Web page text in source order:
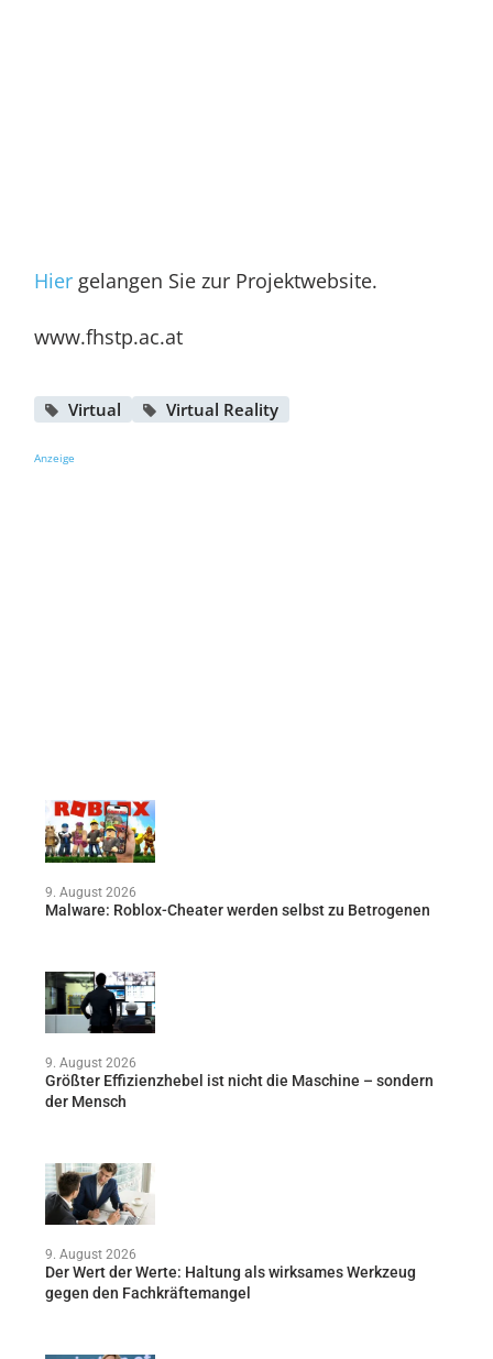
Hiergelangen Sie zur Projektwebsite.
www.fhstp.ac.at
Virtual Virtual Reality
Anzeige
9. August 2026
Malware: Roblox-Cheater werden selbst zu Betrogenen
9. August 2026
Größter Effizienzhebel ist nicht die Maschine – sondern
der Mensch
9. August 2026
Der Wert der Werte: Haltung als wirksames Werkzeug
gegen den Fachkräftemangel